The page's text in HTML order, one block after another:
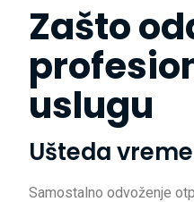
Zašto
uslugu
Ušteda
Samostalno odvoženje